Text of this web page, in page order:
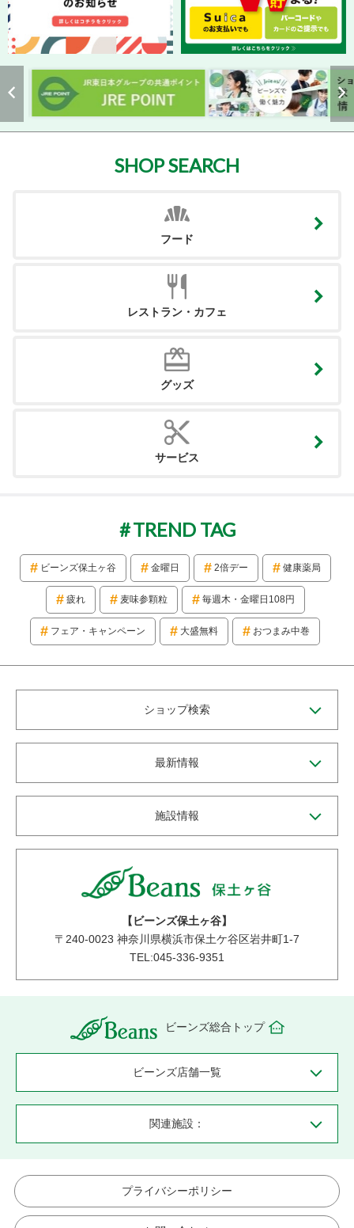
SHOP SEARCH
フード
レストラン・カフェ
グッズ
サービス
TREND TAG
ビーンズ保土ヶ谷 金曜日 2倍デー 健康薬局
疲れ 麦味参顆粒 毎週木・金曜日108円
フェア・キャンペーン 大盛無料 おつまみ中巻
ショップ検索
最新情報
施設情報
【ビーンズ保土ヶ谷】
〒 240-0023 神奈川県横浜市保土ケ谷区岩井町1-7
TEL:045-336-9351
ビーンズ総合トップ
ビーンズ店舗一覧
関連施設：
プライバシーポリシー